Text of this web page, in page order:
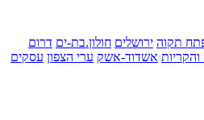
ירושלים חולון.בת-ים דרום
אשדוד-אשק ערי הצפון עסקים